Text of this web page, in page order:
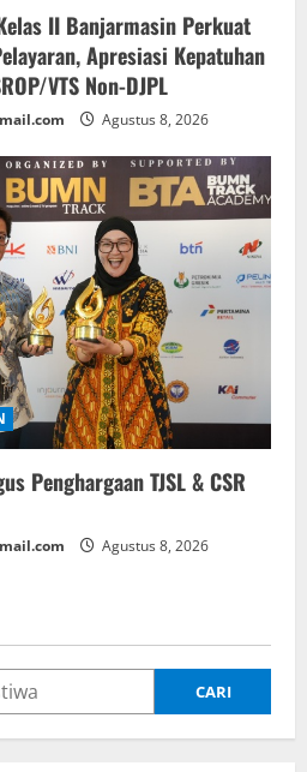
II Banjarmasin Perkuat
Apresiasi Kepatuhan
VTS Non-DJPL
Agustus 8, 2026
Penghargaan TJSL & CSR
Agustus 8, 2026
CARI